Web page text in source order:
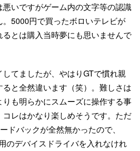
いですがゲーム内の文字等の認識
5000円で買ったボロいテレビが
とは購入当時夢にも思いませんで
てましたが、やはりGTで慣れ親
と全然違います（笑）。難しさは
も明らかにスムーズに操作する事
レはかなり楽しめそうです。ただ
ドバックが全然無かったので、
のデバイスドライバを入れなけれ